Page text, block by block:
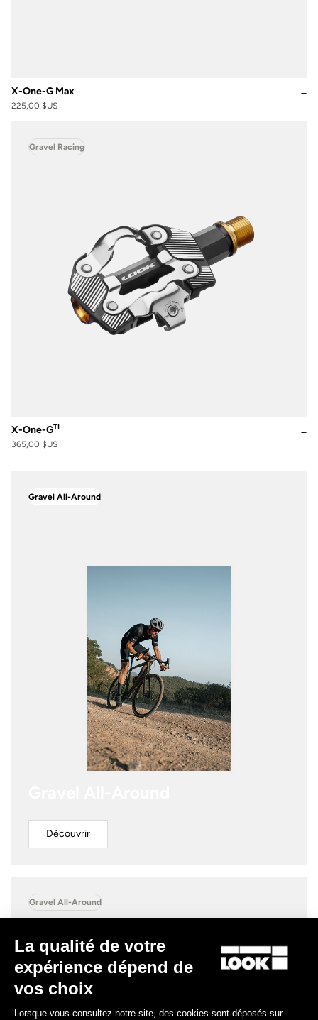
X-One-G Max
225,00 $US
Gravel Racing
X-One-GTI
365,00 $US
Gravel All-Around
Découvrir
Gravel All-Around
La qualité de votre
expérience dépend de
vos choix
Lorsque vous consultez notre site, des cookies sont déposés sur